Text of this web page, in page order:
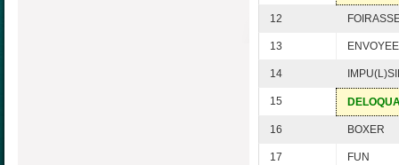
12
13 ENVOYEE
14
15
16 BOXER
17 FUN